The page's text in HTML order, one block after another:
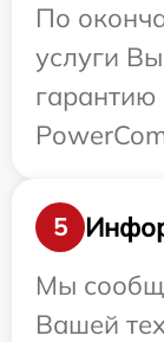
По
услуги
гарантию
5
Мы
Вашей